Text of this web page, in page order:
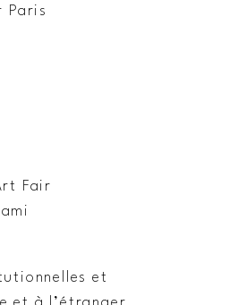
Paris
Fair
et